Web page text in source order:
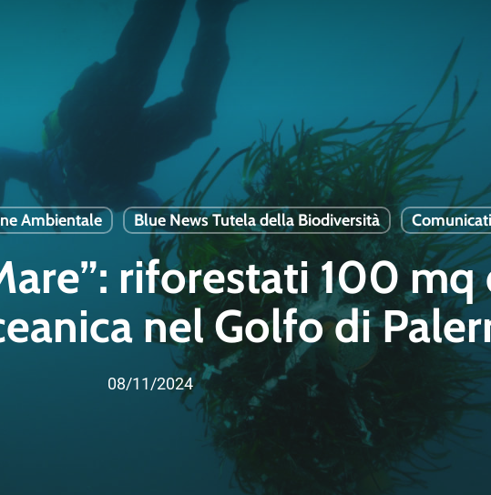
Ambientale Blue News Tutela della Biodiversità
riforestati 100 mq
nel Golfo di
08/11/2024